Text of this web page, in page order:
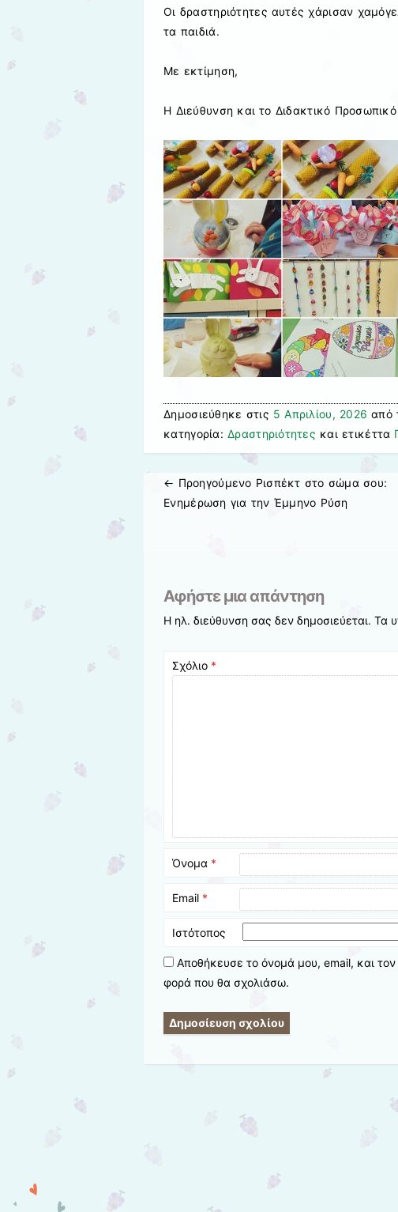
Οι δραστηριότητες αυτές χάρισαν
τα παιδιά.
Με εκτίμηση,
Η Διεύθυνση και το Διδακτικό
Δημοσιεύθηκε στις 5 Απριλίου, 2026 από
κατηγορία:Δραστηριότητες και ετικέττα
Πλοήγηση άρθρων
← Προηγούμενo Ρισπέκτ στο σώμα σου:
Ενημέρωση για την Έμμηνο Ρύση
Αφήστε μια απάντηση
Η ηλ. διεύθυνση σας δεν δημοσιεύεται. Τα
Σχόλιο *
Όνομα *
Email *
Ιστότοπος
Αποθήκευσε το όνομά μου, email, και
φορά που θα σχολιάσω.